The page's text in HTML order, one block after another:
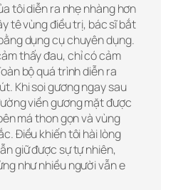
tôi diễn ra nhẹ nhàng hơn
tê vùng điều trị, bác sĩ bắt
dụng cụ chuyên dụng.
thấy đau, chỉ có cảm
bộ quá trình diễn ra
Khi soi gương ngay sau
viền gương mặt được
má thon gọn và vùng
Điều khiến tôi hài lòng
giữ được sự tự nhiên,
như nhiều người vẫn e